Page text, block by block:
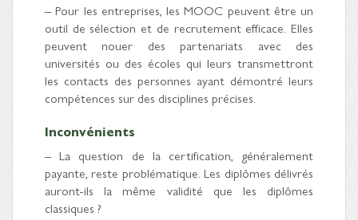
– Pour les entreprises, les MOOC peuvent être un
outil de sélection et de recrutement efficace. Elles
peuvent nouer des partenariats avec des
universités ou des écoles qui leurs transmettront
les contacts des personnes ayant démontré leurs
compétences sur des disciplines précises.
Inconvénients
– La question de la certification, généralement
payante, reste problématique. Les diplômes délivrés
auront-ils la même validité que les diplômes
classiques ?